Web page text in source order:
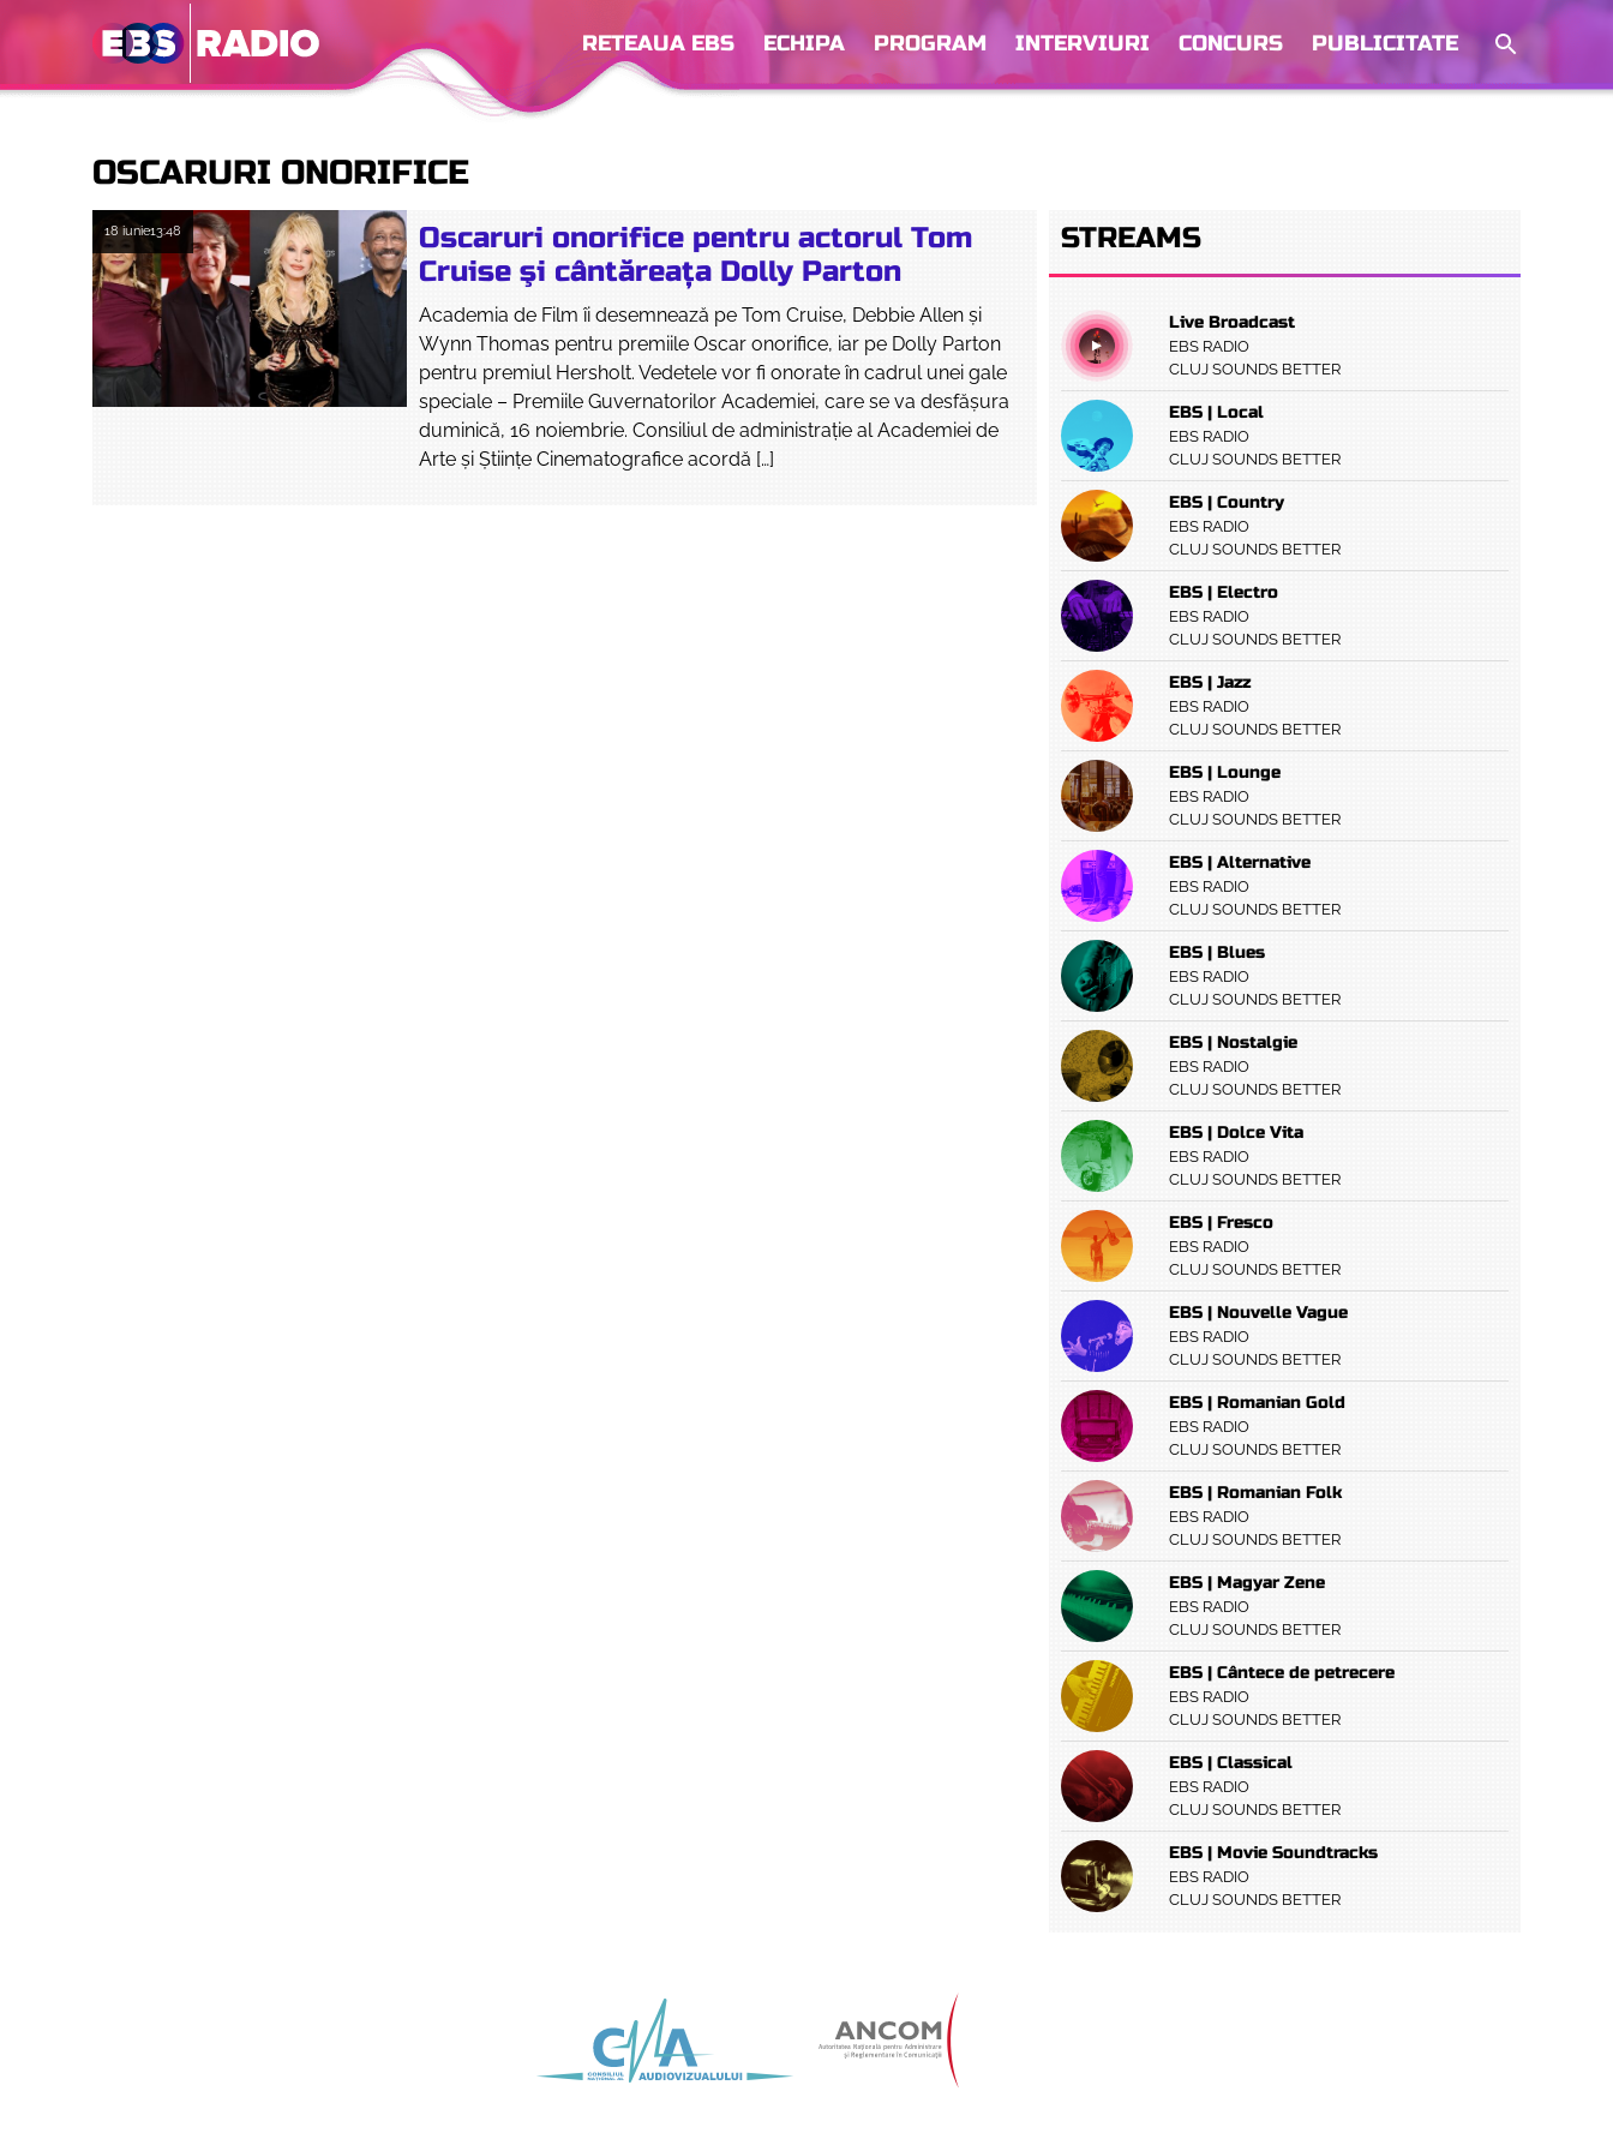
RETEAUA EBS ECHIPA PROGRAM INTERVIURI CONCURS PUBLICITATE
OSCARURI ONORIFICE
18 iunie13:48
Oscaruri onorifice pentru actorul Tom
Cruise şi cântăreaţa Dolly Parton
Academia de Film îi desemnează pe Tom Cruise, Debbie Allen și
Wynn Thomas pentru premiile Oscar onorifice, iar pe Dolly Parton
pentru premiul Hersholt. Vedetele vor fi onorate în cadrul unei gale
speciale – Premiile Guvernatorilor Academiei, care se va desfăşura
duminică, 16 noiembrie. Consiliul de administraţie al Academiei de
Arte şi Ştiinţe Cinematografice acordă […]
STREAMS
Live Broadcast
EBS RADIO
CLUJ SOUNDS BETTER
EBS | Local
EBS RADIO
CLUJ SOUNDS BETTER
EBS | Country
EBS RADIO
CLUJ SOUNDS BETTER
EBS | Electro
EBS RADIO
CLUJ SOUNDS BETTER
EBS | Jazz
EBS RADIO
CLUJ SOUNDS BETTER
EBS | Lounge
EBS RADIO
CLUJ SOUNDS BETTER
EBS | Alternative
EBS RADIO
CLUJ SOUNDS BETTER
EBS | Blues
EBS RADIO
CLUJ SOUNDS BETTER
EBS | Nostalgie
EBS RADIO
CLUJ SOUNDS BETTER
EBS | Dolce Vita
EBS RADIO
CLUJ SOUNDS BETTER
EBS | Fresco
EBS RADIO
CLUJ SOUNDS BETTER
EBS | Nouvelle Vague
EBS RADIO
CLUJ SOUNDS BETTER
EBS | Romanian Gold
EBS RADIO
CLUJ SOUNDS BETTER
EBS | Romanian Folk
EBS RADIO
CLUJ SOUNDS BETTER
EBS | Magyar Zene
EBS RADIO
CLUJ SOUNDS BETTER
EBS | Cântece de petrecere
EBS RADIO
CLUJ SOUNDS BETTER
EBS | Classical
EBS RADIO
CLUJ SOUNDS BETTER
EBS | Movie Soundtracks
EBS RADIO
CLUJ SOUNDS BETTER